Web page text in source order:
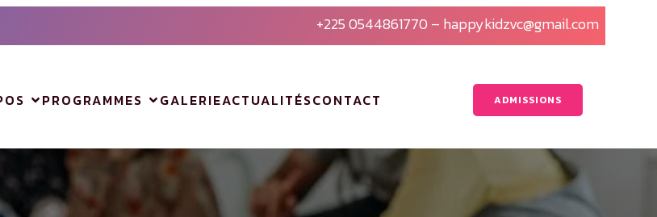
+225 0544861770 – happykidzvc@gmail.com
PROGRAMMES GALERIEACTUALITÉSCONTACT ADMISSIONS